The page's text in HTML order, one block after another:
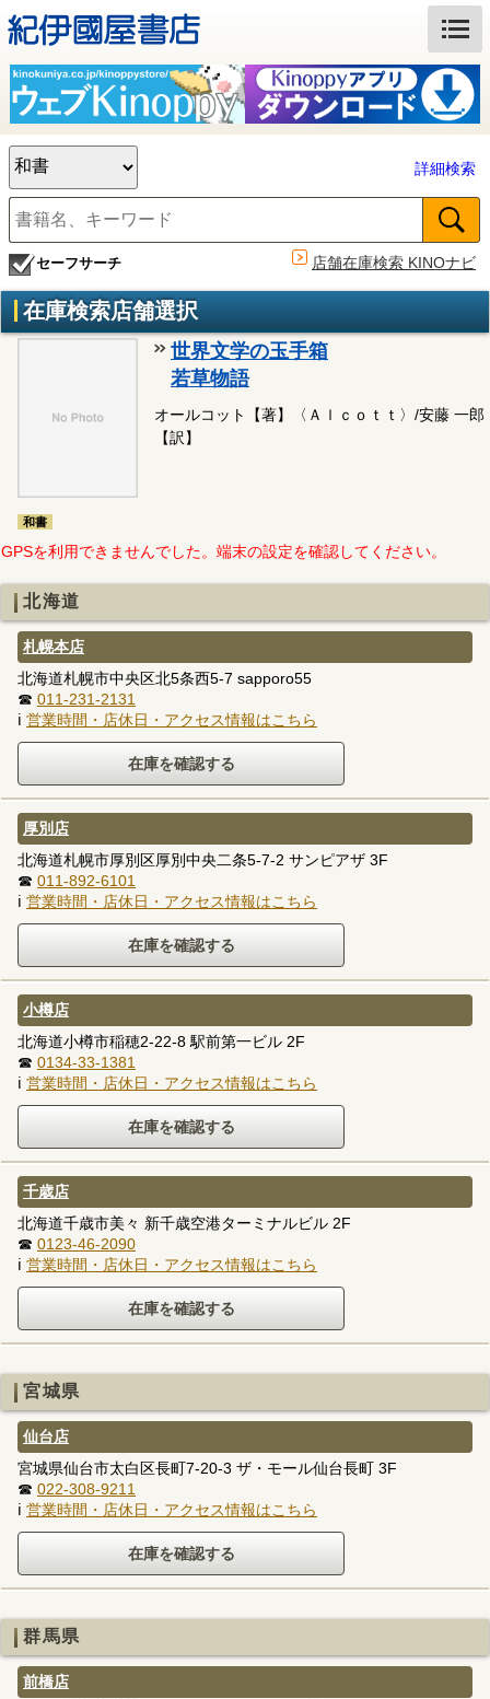
詳細検索
セーフサーチ 店舗在庫検索 KINOナビ
在庫検索店舗選択
和書
世界文学の玉手箱
若草物語
オールコット【著】〈Ａｌｃｏｔｔ〉/安藤 一郎
【訳】
GPSを利用できませんでした。端末の設定を確認してください。
北海道
札幌本店
北海道札幌市中央区北5条西5-7 sapporo55
☎ 011-231-2131
ℹ 営業時間・店休日・アクセス情報はこちら
厚別店
北海道札幌市厚別区厚別中央二条5-7-2 サンピアザ 3F
☎ 011-892-6101
ℹ 営業時間・店休日・アクセス情報はこちら
小樽店
北海道小樽市稲穂2-22-8 駅前第一ビル 2F
☎ 0134-33-1381
ℹ 営業時間・店休日・アクセス情報はこちら
千歳店
北海道千歳市美々 新千歳空港ターミナルビル 2F
☎ 0123-46-2090
ℹ 営業時間・店休日・アクセス情報はこちら
宮城県
仙台店
宮城県仙台市太白区長町7-20-3 ザ・モール仙台長町 3F
☎ 022-308-9211
ℹ 営業時間・店休日・アクセス情報はこちら
群馬県
前橋店